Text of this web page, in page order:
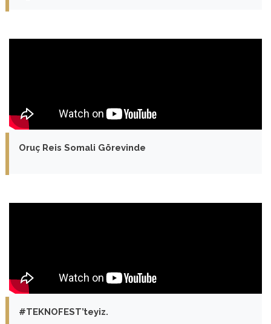
Oruç Reis Somali Görevinde
#TEKNOFEST’teyiz.